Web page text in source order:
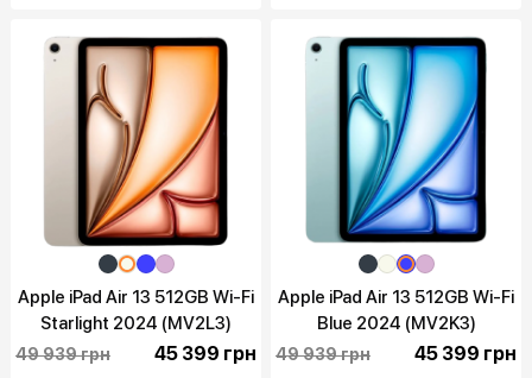
Apple iPad Air 13 512GB Wi-Fi
Starlight 2024 (MV2L3)
49 939 грн 45 399 грн
Apple iPad Air 13 512GB Wi-Fi
Blue 2024 (MV2K3)
49 939 грн 45 399 грн